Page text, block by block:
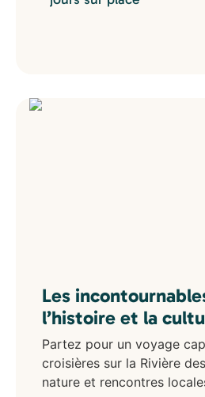
Les
l’histoire et la
Partez pour un voyage
croisières sur la Rivière
nature et rencontres